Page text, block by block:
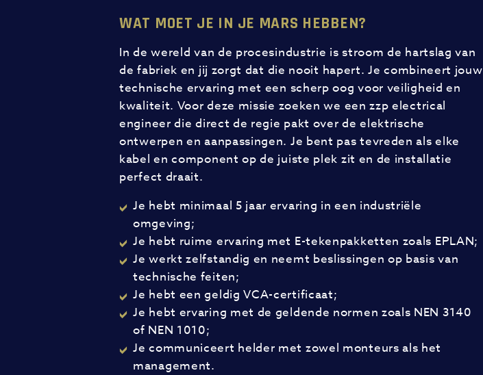
WAT MOET JE IN JE MARS HEBBEN?
In de wereld van de procesindustrie is stroom de hartslag van
de fabriek en jij zorgt dat die nooit hapert. Je combineert jouw
technische ervaring met een scherp oog voor veiligheid en
kwaliteit. Voor deze missie zoeken we een zzp electrical
engineer die direct de regie pakt over de elektrische
ontwerpen en aanpassingen. Je bent pas tevreden als elke
kabel en component op de juiste plek zit en de installatie
perfect draait.
Je hebt minimaal 5 jaar ervaring in een industriële
omgeving;
Je hebt ruime ervaring met E-tekenpakketten zoals EPLAN;
Je werkt zelfstandig en neemt beslissingen op basis van
technische feiten;
Je hebt een geldig VCA-certificaat;
Je hebt ervaring met de geldende normen zoals NEN 3140
of NEN 1010;
Je communiceert helder met zowel monteurs als het
management.